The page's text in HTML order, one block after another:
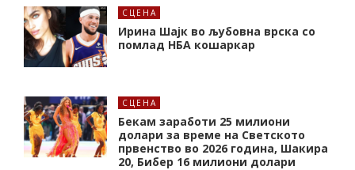
СЦЕНА
Ирина Шајк во љубовна врска со
помлад НБА кошаркар
СЦЕНА
Бекам заработи 25 милиони
долари за време на Светското
првенство во 2026 година, Шакира
20, Бибер 16 милиони долари